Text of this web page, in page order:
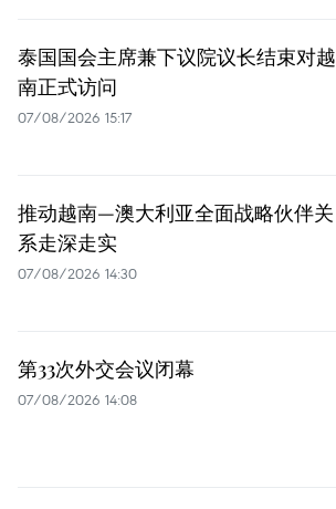
泰国国会主席兼下议院议长结束对越
南正式访问
07/08/2026 15:17
推动越南—澳大利亚全面战略伙伴关
系走深走实
07/08/2026 14:30
第33次外交会议闭幕
07/08/2026 14:08